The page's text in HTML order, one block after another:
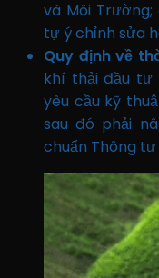
và Môi
tự ý chỉnh sửa
Quy định về
khí thải đầu tư
yêu cầu kỹ
sau đó phải
chuẩn Thông tư